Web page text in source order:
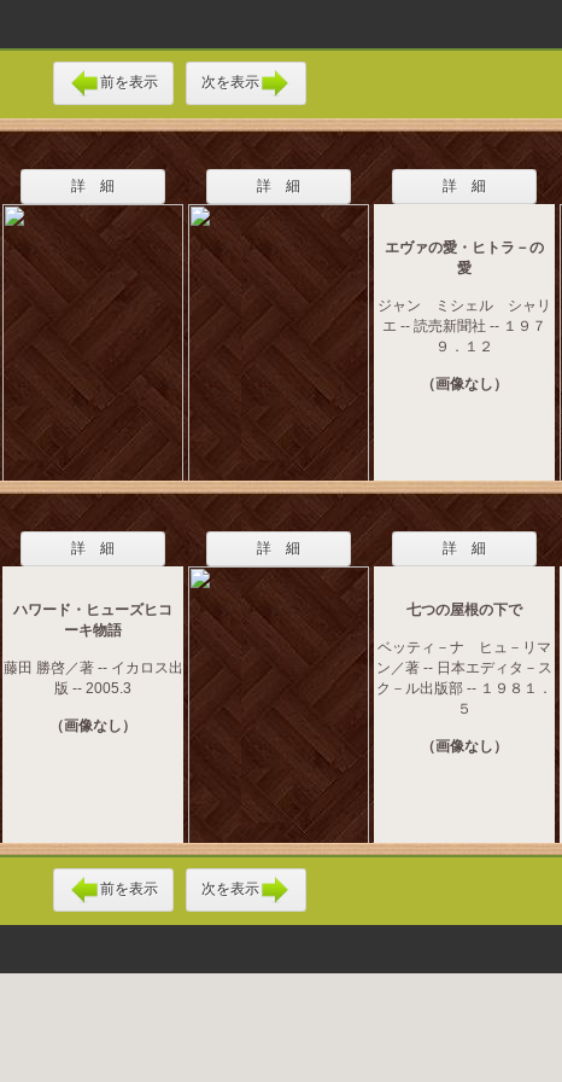
前を表示 次を表示
詳 細 詳 細 詳 細
エヴァの愛・ヒトラ－の
愛
ジャン ミシェル シャリ
エ -- 読売新聞社 -- １９７
９．１２
（画像なし）
詳 細
ハワード・ヒューズヒコ
ーキ物語
藤田 勝啓／著 -- イカロス出
版 -- 2005.3
（画像なし）
詳 細 詳 細
七つの屋根の下で
ベッティ－ナ ヒュ－リマ
ン／著 -- 日本エディタ－ス
ク－ル出版部 -- １９８１．
５
（画像なし）
前を表示 次を表示